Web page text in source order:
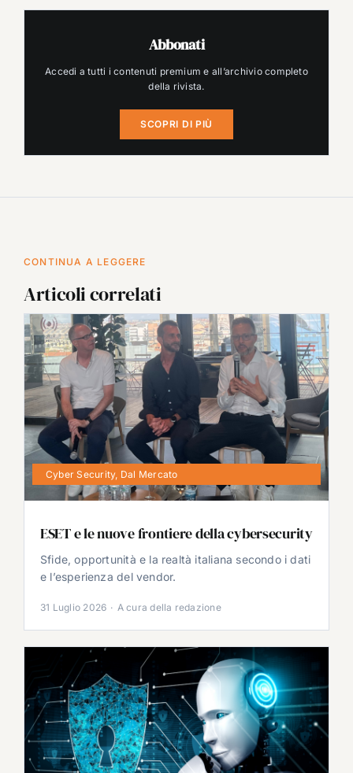
Abbonati
Accedi a tutti i contenuti premium e all’archivio completo
della rivista.
SCOPRI DI PIÙ
CONTINUA A LEGGERE
Articoli correlati
Cyber Security, Dal Mercato
ESET e le nuove frontiere della cybersecurity
Sfide, opportunità e la realtà italiana secondo i dati
e l’esperienza del vendor.
31 Luglio 2026 · A cura della redazione